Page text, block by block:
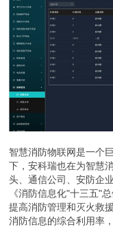
智慧消防物联网是一个
下，安科瑞也在为智慧
头、通信公司、安防企
《消防信息化"十三五"
提高消防管理和灭火救
消防信息的综合利用率